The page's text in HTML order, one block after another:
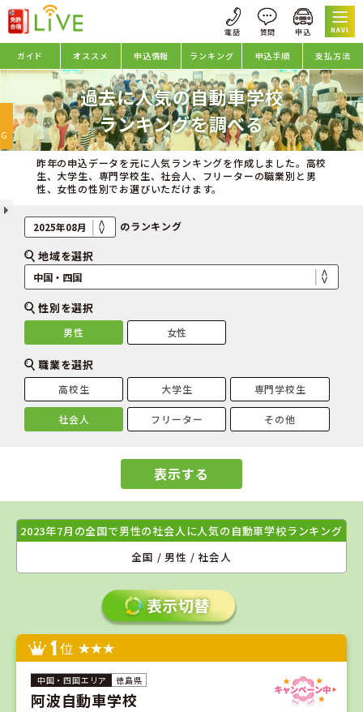
NAVI
ガイド オススメ 申込情報 ランキング 申込手順 支払方法
過去に人気の自動車学校
ランキングを調べる
昨年の申込データを元に人気ランキングを作成しました。高校
生、大学生、専門学校生、社会人、フリーターの職業別と男
性、女性の性別でお選びいただけます。
のランキング
地域を選択
性別を選択
男性 女性
職業を選択
高校生 大学生 専門学校生
社会人 フリーター その他
表示する
2023年7月の全国で男性の社会人に人気の自動車学校ランキング
全国 / 男性 / 社会人
1位
徳島県
阿波自動車学校